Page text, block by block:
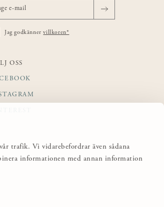
trafik. Vi vidarebefordrar även sådana
informationen med annan information
Jag godkännervillkoren*
OSS